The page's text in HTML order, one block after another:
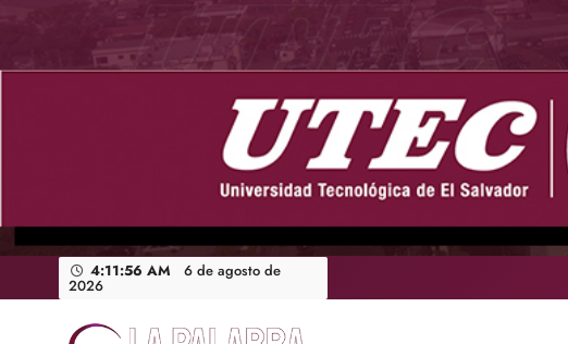
contenido
4:11:57 AM 6 de agosto de
2026